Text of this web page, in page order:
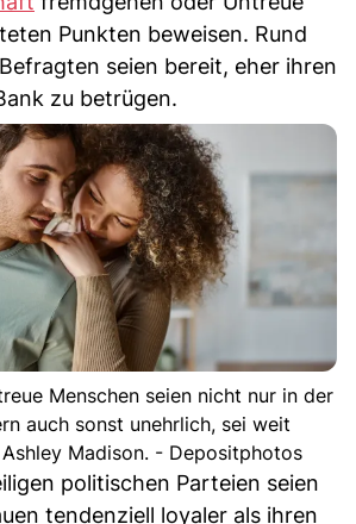
Punkten beweisen. Rund
seien bereit, eher ihren
zu betrügen.
Menschen seien nicht nur in der
auch sonst unehrlich, sei weit
Madison. - Depositphotos
politischen Parteien seien
tendenziell loyaler als ihren